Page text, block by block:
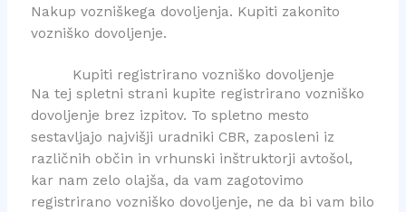
Nakup vozniškega dovoljenja. Kupiti zakonito
vozniško dovoljenje.
Kupiti registrirano vozniško dovoljenje
Na tej spletni strani kupite registrirano vozniško
dovoljenje brez izpitov. To spletno mesto
sestavljajo najvišji uradniki CBR, zaposleni iz
različnih občin in vrhunski inštruktorji avtošol,
kar nam zelo olajša, da vam zagotovimo
registrirano vozniško dovoljenje, ne da bi vam bilo